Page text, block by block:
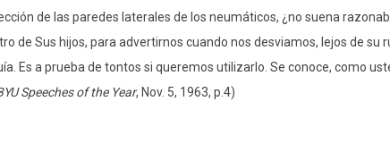
de las paredes laterales de los neumáticos, ¿no suena
de Sus hijos, para advertirnos cuando nos desviamos, lejos de su
Es a prueba de tontos si queremos utilizarlo. Se conoce, como
Speeches of the Year, Nov. 5, 1963, p.4)